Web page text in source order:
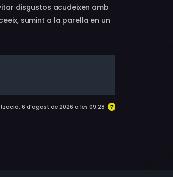
disgustos acudeixen amb
sumint a la parella en un
la Terra. Un àngel guardià,
on viuen els seus futurs
6 d'agost de 2026 a les 09:28